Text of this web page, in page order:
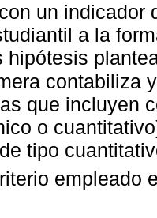
un indicador
a la
hipótesis
contabiliza
que incluyen
o
tipo
empleado